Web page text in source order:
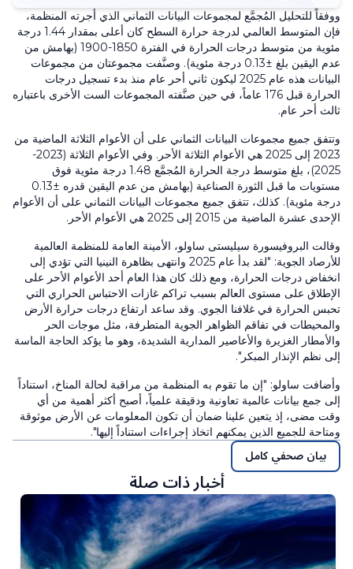
ووفقاً للتحليل المُجمَّع لمجموعات البيانات الثماني الذي أجرته المنظمة،
فإن المتوسط العالمي لدرجة حرارة السطح كان أعلى بمقدار 1.44 درجة
مئوية من متوسط درجات الحرارة في الفترة 1850-1900 (بهامش من
عدم اليقين بلغ ±0.13 درجة مئوية). وصنَّفت مجموعتان من مجموعات
البيانات هذه عام 2025 ليكون ثاني أحر عام منذ بدء تسجيل درجات
الحرارة قبل 176 عاماً، في حين صنَّفته المجموعات الست الأخرى باعتباره
ثالث أحر عام.
وتتفق جميع مجموعات البيانات الثماني على أن الأعوام الثلاثة الماضية من
2023 إلى 2025 هي الأعوام الثلاثة الأحر. وفي الأعوام الثلاثة (2023-
2025)، بلغ متوسط درجة الحرارة المُجمَّع 1.48 درجة مئوية فوق
مستويات ما قبل الثورة الصناعية (بهامش من عدم اليقين قدره ±0.13
درجة مئوية). كذلك، تتفق جميع مجموعات البيانات الثماني على أن الأعوام
الإحدى عشرة الماضية من 2015 إلى 2025 هي الأعوام الأحر.
وقالت البروفيسورة سيليستى ساولو، الأمينة العامة للمنظمة العالمية
للأرصاد الجوية: "لقد بدأ عام 2025 وانتهى بظاهرة النينيا التي تؤدي إلى
انخفاض درجات الحرارة، ومع ذلك كان هذا العام أحد الأعوام الأحر على
الإطلاق على مستوى العالم بسبب تراكم غازات الاحتباس الحراري التي
تحبس الحرارة في غلافنا الجوي. وقد ساعد ارتفاع درجات حرارة الأرض
والمحيطات في تفاقم الظواهر الجوية المتطرفة، مثل موجات الحر
والأمطار الغزيرة والأعاصير المدارية الشديدة، وهو ما يؤكد الحاجة الماسة
إلى نظم الإنذار المبكر".
وأضافت ساولو: "إن ما تقوم به المنظمة من مراقبة لحالة المناخ، استناداً
إلى جمع بيانات عالمية تعاونية ودقيقة علمياً، أصبح أكثر أهمية من أي
وقت مضى، إذ يتعين علينا ضمان أن تكون المعلومات عن الأرض موثوقة
ومتاحة للجميع الذين يمكنهم اتخاذ إجراءات استناداً إليها".
بيان صحفي كامل
أخبار ذات صلة